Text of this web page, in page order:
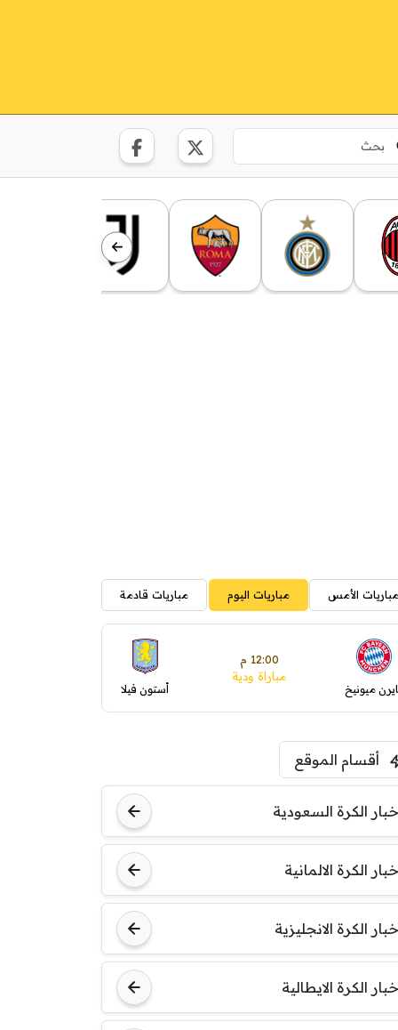
مباريات الأمس مباريات اليوم مباريات قادمة
ميونيخ
12:00 م
مباراة ودية
أستون فيلا
أقسام الموقع
الكرة السعودية
الكرة الالمانية
الكرة الانجليزية
الكرة الايطالية